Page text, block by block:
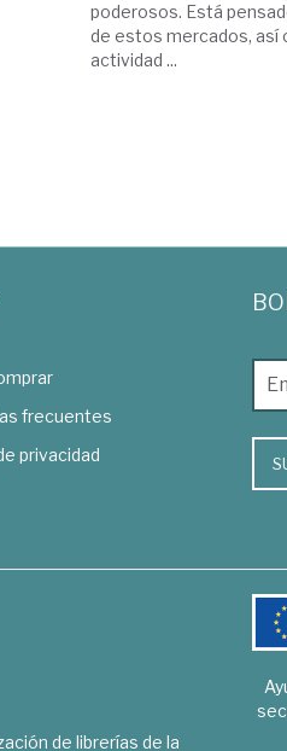
poderosos. Está
de estos mercados, así
actividad ...
frecuentes
privacidad
de librerías de la